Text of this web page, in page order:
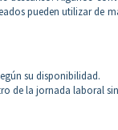
pueden utilizar de
su disponibilidad.
de la jornada laboral sin